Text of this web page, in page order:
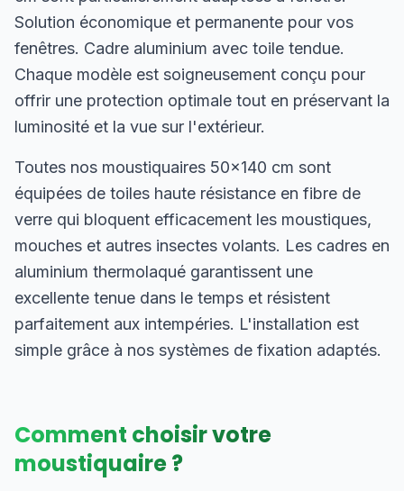
Solution économique et permanente pour vos
fenêtres. Cadre aluminium avec toile tendue.
Chaque modèle est soigneusement conçu pour
offrir une protection optimale tout en préservant la
luminosité et la vue sur l'extérieur.
Toutes nos moustiquaires 50×140 cm sont
équipées de toiles haute résistance en fibre de
verre qui bloquent efficacement les moustiques,
mouches et autres insectes volants. Les cadres en
aluminium thermolaqué garantissent une
excellente tenue dans le temps et résistent
parfaitement aux intempéries. L'installation est
simple grâce à nos systèmes de fixation adaptés.
Comment choisir votre
moustiquaire ?